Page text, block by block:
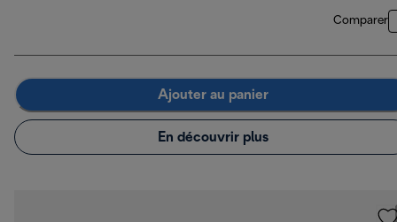
Comparer
Ajouter au panier
En découvrir plus